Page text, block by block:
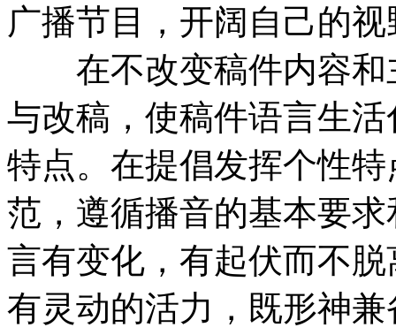
广播节目，开阔自己的
在不改变稿件内容和
与改稿，使稿件语言生
特点。在提倡发挥个性
范，遵循播音的基本要
言有变化，有起伏而不
有灵动的活力，既形神